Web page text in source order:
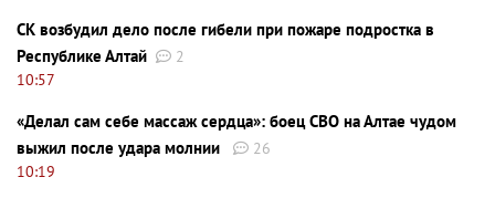
СК возбудил дело после гибели при пожаре подростка в
Республике Алтай
2
10:57
«Делал сам себе массаж сердца»: боец СВО на Алтае чудом
выжил после удара молнии
26
10:19